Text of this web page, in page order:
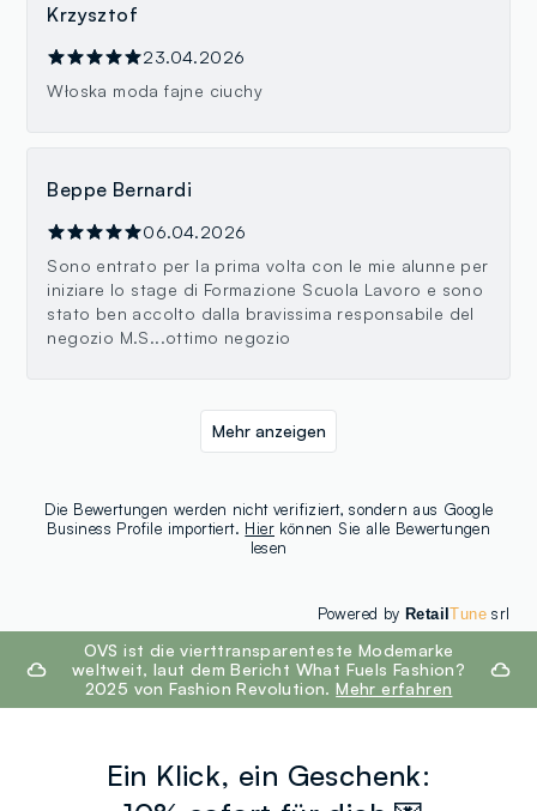
Krzysztof
23.04.2026
Włoska moda fajne ciuchy
Beppe Bernardi
06.04.2026
Sono entrato per la prima volta con le mie alunne per
iniziare lo stage di Formazione Scuola Lavoro e sono
stato ben accolto dalla bravissima responsabile del
negozio M.S...ottimo negozio
Die Bewertungen werden nicht verifiziert, sondern aus Google
Business Profile importiert. Hier können Sie alle Bewertungen
lesen
Mehr anzeigen
Powered by RetailTunesrl
footer.ariatitleOVS ist die vierttransparenteste Modemarke
weltweit, laut dem Bericht What Fuels Fashion?
2025 von Fashion Revolution.Mehr erfahren
Ein Klick, ein Geschenk: